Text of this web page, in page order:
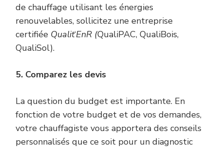
de chauffage utilisant les énergies
renouvelables, sollicitez une entreprise
certifiée Qualit‘EnR (QualiPAC, QualiBois,
QualiSol).
5. Comparez les devis
La question du budget est importante. En
fonction de votre budget et de vos demandes,
votre chauffagiste vous apportera des conseils
personnalisés que ce soit pour un diagnostic